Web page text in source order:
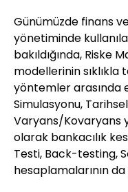
Günümüzde finans
yönetiminde
bakıldığında, Riske
modellerinin
yöntemler arasında
Simulasyonu,
Varyans/Kovaryans
olarak bankacılık
Testi, Back-testing,
hesaplamalarının